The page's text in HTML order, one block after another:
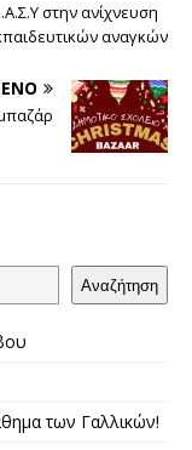
στην ανίχνευση
αναγκών
Αναζήτηση
των Γαλλικών!